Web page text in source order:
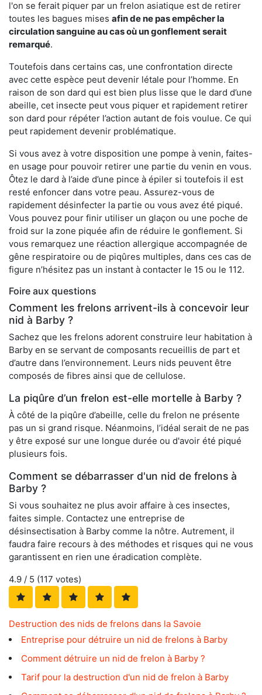
l'on se ferait piquer par un frelon asiatique est de retirer
toutes les bagues mises afin de ne pas empêcher la
circulation sanguine au cas où un gonflement serait
remarqué.
Toutefois dans certains cas, une confrontation directe
avec cette espèce peut devenir létale pour l’homme. En
raison de son dard qui est bien plus lisse que le dard d’une
abeille, cet insecte peut vous piquer et rapidement retirer
son dard pour répéter l’action autant de fois voulue. Ce qui
peut rapidement devenir problématique.
Si vous avez à votre disposition une pompe à venin, faites-
en usage pour pouvoir retirer une partie du venin en vous.
Ôtez le dard à l’aide d’une pince à épiler si toutefois il est
resté enfoncer dans votre peau. Assurez-vous de
rapidement désinfecter la partie ou vous avez été piqué.
Vous pouvez pour finir utiliser un glaçon ou une poche de
froid sur la zone piquée afin de réduire le gonflement. Si
vous remarquez une réaction allergique accompagnée de
gêne respiratoire ou de piqûres multiples, dans ces cas de
figure n’hésitez pas un instant à contacter le 15 ou le 112.
Foire aux questions
Comment les frelons arrivent-ils à concevoir leur
nid à Barby ?
Sachez que les frelons adorent construire leur habitation à
Barby en se servant de composants recueillis de part et
d’autre dans l’environnement. Leurs nids peuvent être
composés de fibres ainsi que de cellulose.
La piqûre d’un frelon est-elle mortelle à Barby ?
À côté de la piqûre d’abeille, celle du frelon ne présente
pas un si grand risque. Néanmoins, l’idéal serait de ne pas
y être exposé sur une longue durée ou d'avoir été piqué
plusieurs fois.
Comment se débarrasser d'un nid de frelons à
Barby ?
Si vous souhaitez ne plus avoir affaire à ces insectes,
faites simple. Contactez une entreprise de
désinsectisation à Barby comme la nôtre. Autrement, il
faudra faire recours à des méthodes et risques qui ne vous
garantissent en rien une éradication complète.
4.9 / 5 (117 votes)
Destruction des nids de frelons dans la Savoie
Entreprise pour détruire un nid de frelons à Barby
Comment détruire un nid de frelon à Barby ?
Tarif pour la destruction d'un nid de frelon à Barby